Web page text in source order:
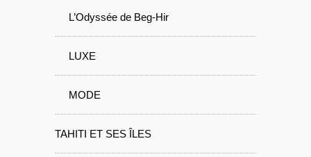
L’Odyssée de Beg-Hir
LUXE
MODE
TAHITI ET SES ÎLES